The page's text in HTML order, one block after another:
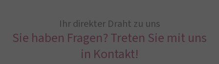
Ihr direkter Draht zu uns
Sie haben Fragen? Treten Sie mit uns
in Kontakt!